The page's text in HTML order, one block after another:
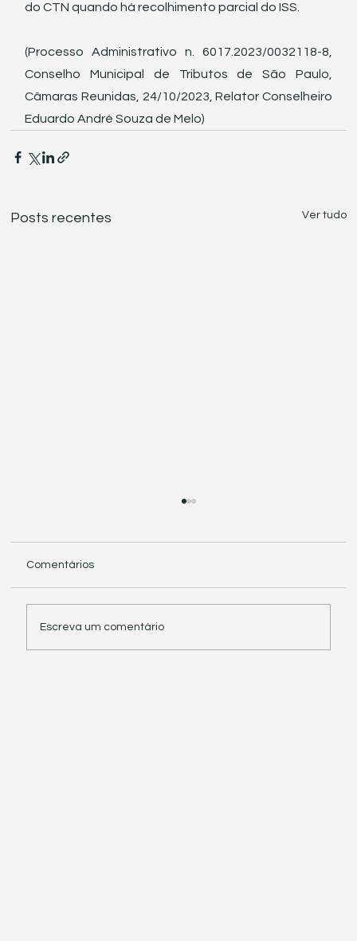
do CTN quando há recolhimento parcial do ISS.
(Processo Administrativo n. 6017.2023/0032118-8,
Conselho Municipal de Tributos de São Paulo,
Câmaras Reunidas, 24/10/2023, Relator Conselheiro
Eduardo André Souza de Melo)
Posts recentes Ver tudo
Comentários
Escreva um comentário